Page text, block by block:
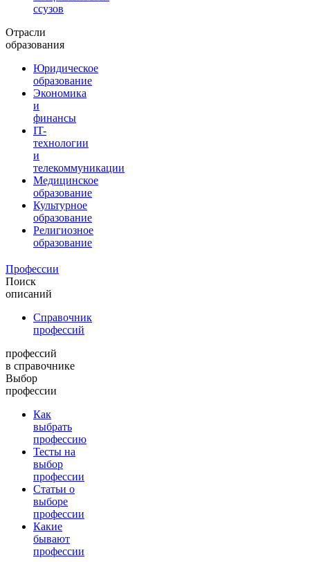
ссузов
Отрасли
образования
Юридическое
образование
Экономика
и
финансы
IT-
технологии
и
телекоммуникации
Медицинское
образование
Культурное
образование
Религиозное
образование
Профессии
Поиск
описаний
Справочник
профессий
профессий
в справочнике
Выбор
профессии
Как
выбрать
профессию
Тесты на
выбор
профессии
Статьи о
выборе
профессии
Какие
бывают
профессии